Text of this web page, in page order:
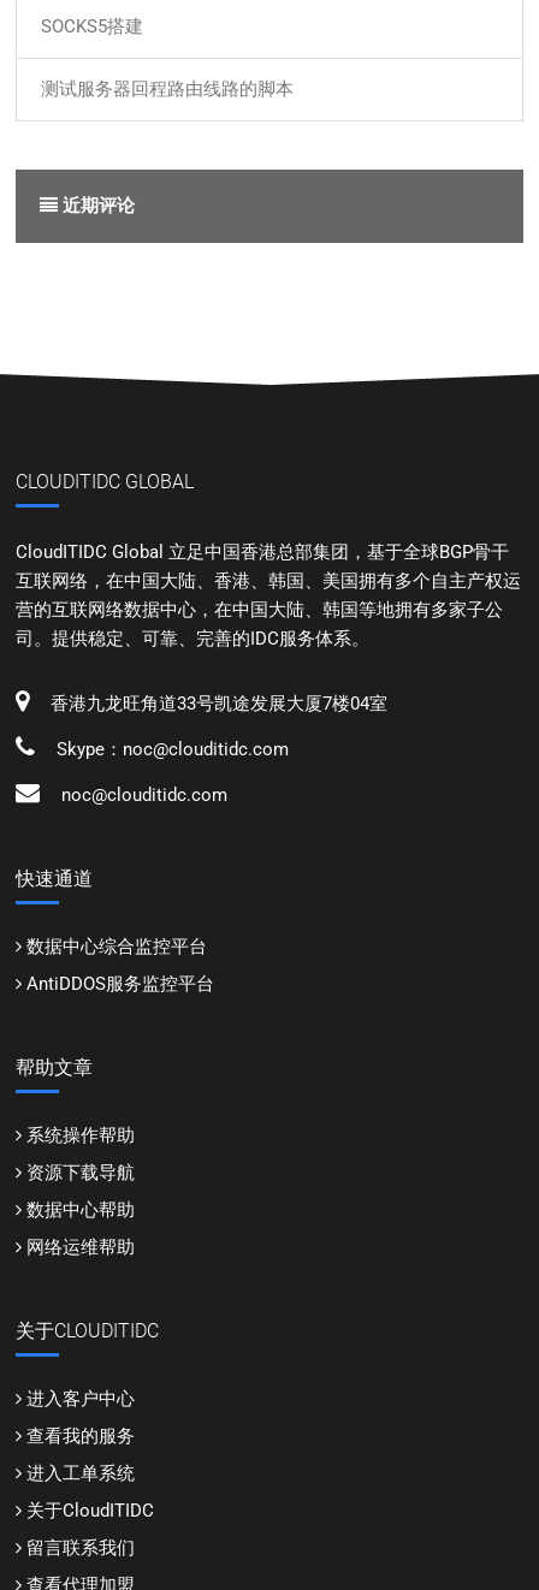
SOCKS5搭建
测试服务器回程路由线路的脚本
近期评论
CLOUDITIDC GLOBAL
CloudITIDC Global 立足中国香港总部集团，基于全球BGP骨干
互联网络，在中国大陆、香港、韩国、美国拥有多个自主产权运
营的互联网络数据中心，在中国大陆、韩国等地拥有多家子公
司。提供稳定、可靠、完善的IDC服务体系。
香港九龙旺角道33号凯途发展大厦7楼04室
Skype：noc@clouditidc.com
noc@clouditidc.com
快速通道
数据中心综合监控平台
AntiDDOS服务监控平台
帮助文章
系统操作帮助
资源下载导航
数据中心帮助
网络运维帮助
关于CLOUDITIDC
进入客户中心
查看我的服务
进入工单系统
关于CloudITIDC
留言联系我们
查看代理加盟